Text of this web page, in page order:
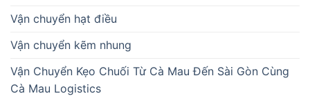
Vận chuyển hạt điều
Vận chuyển kẽm nhung
Vận Chuyển Kẹo Chuối Từ Cà Mau Đến Sài Gòn Cùng
Cà Mau Logistics